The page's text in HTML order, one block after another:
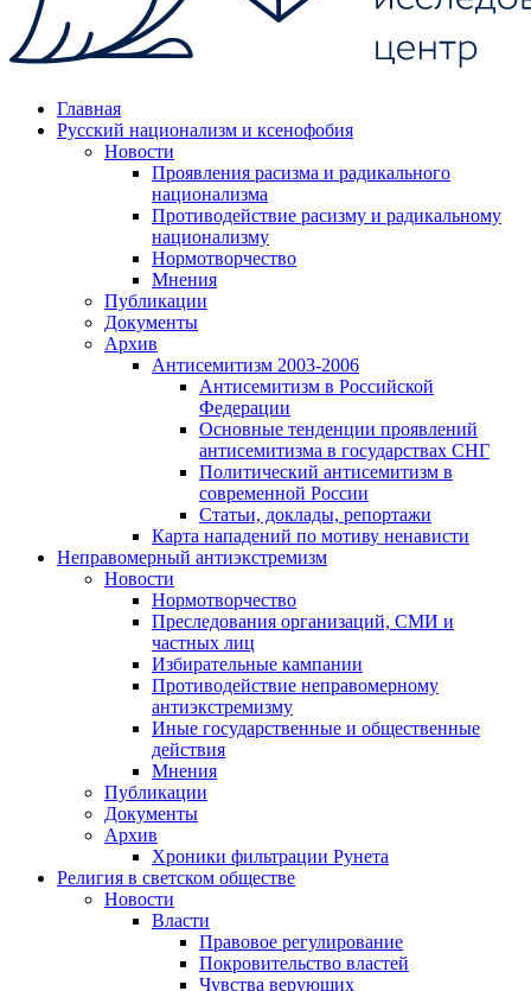
Главная
Русский национализм и ксенофобия
Новости
Проявления расизма и радикального
национализма
Противодействие расизму и радикальному
национализму
Нормотворчество
Мнения
Публикации
Документы
Архив
Антисемитизм 2003-2006
Антисемитизм в Российской
Федерации
Основные тенденции проявлений
антисемитизма в государствах СНГ
Политический антисемитизм в
современной России
Статьи, доклады, репортажи
Карта нападений по мотиву ненависти
Неправомерный антиэкстремизм
Новости
Нормотворчество
Преследования организаций, СМИ и
частных лиц
Избирательные кампании
Противодействие неправомерному
антиэкстремизму
Иные государственные и общественные
действия
Мнения
Публикации
Документы
Архив
Хроники фильтрации Рунета
Религия в светском обществе
Новости
Власти
Правовое регулирование
Покровительство властей
Чувства верующих